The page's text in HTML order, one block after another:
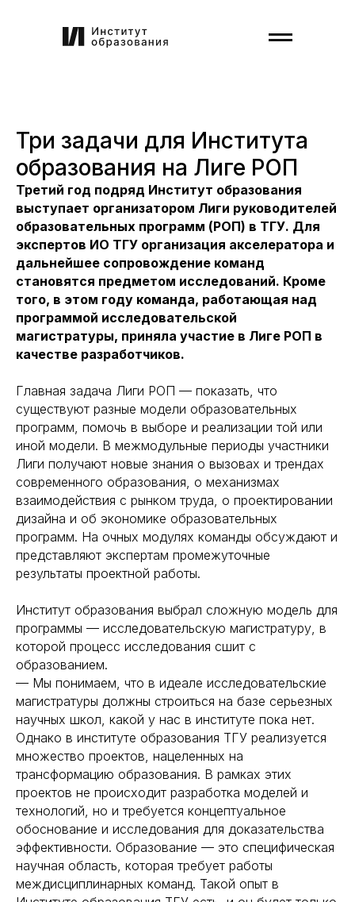
Три задачи для Института
образования на Лиге РОП
Третий год подряд Институт образования
выступает организатором Лиги руководителей
образовательных программ (РОП) в ТГУ. Для
экспертов ИО ТГУ организация акселератора и
дальнейшее сопровождение команд
становятся предметом исследований. Кроме
того, в этом году команда, работающая над
программой исследовательской
магистратуры, приняла участие в Лиге РОП в
качестве разработчиков.
Главная задача Лиги РОП — показать, что
существуют разные модели образовательных
программ, помочь в выборе и реализации той или
иной модели. В межмодульные периоды участники
Лиги получают новые знания о вызовах и трендах
современного образования, о механизмах
взаимодействия с рынком труда, о проектировании
дизайна и об экономике образовательных
программ. На очных модулях команды обсуждают и
представляют экспертам промежуточные
результаты проектной работы.
Институт образования выбрал сложную модель для
программы — исследовательскую магистратуру, в
которой процесс исследования сшит с
образованием.
— Мы понимаем, что в идеале исследовательские
магистратуры должны строиться на базе серьезных
научных школ, какой у нас в институте пока нет.
Однако в институте образования ТГУ реализуется
множество проектов, нацеленных на
трансформацию образования. В рамках этих
проектов не происходит разработка моделей и
технологий, но и требуется концептуальное
обоснование и исследования для доказательства
эффективности. Образование — это специфическая
научная область, которая требует работы
междисциплинарных команд. Такой опыт в